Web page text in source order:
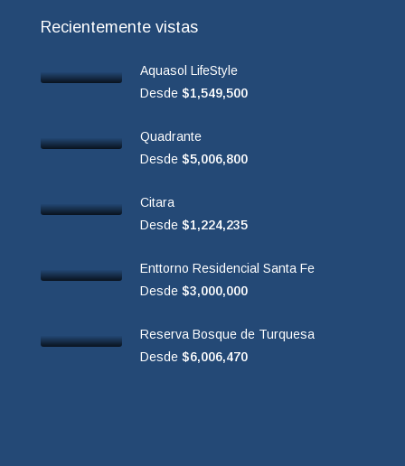
Recientemente vistas
Aquasol LifeStyle
Desde $1,549,500
Quadrante
Desde $5,006,800
Citara
Desde $1,224,235
Enttorno Residencial Santa Fe
Desde $3,000,000
Reserva Bosque de Turquesa
Desde $6,006,470